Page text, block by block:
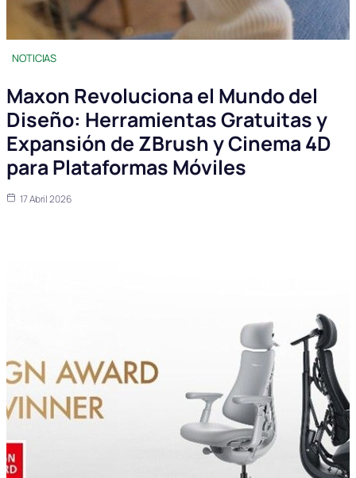
NOTICIAS
Maxon Revoluciona el Mundo del
Diseño: Herramientas Gratuitas y
Expansión de ZBrush y Cinema 4D
para Plataformas Móviles
17 Abril 2026